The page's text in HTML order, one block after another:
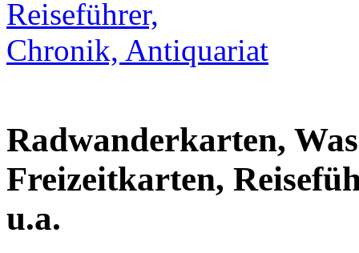
Radwanderkarten,
Freizeitkarten,
u.a.